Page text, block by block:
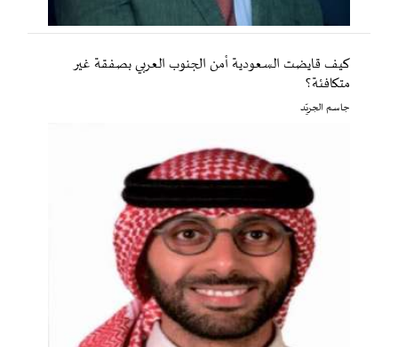
كيف قايضت السعودية أمن الجنوب العربي بصفقة غير
متكافئة؟
جاسم الجريّد